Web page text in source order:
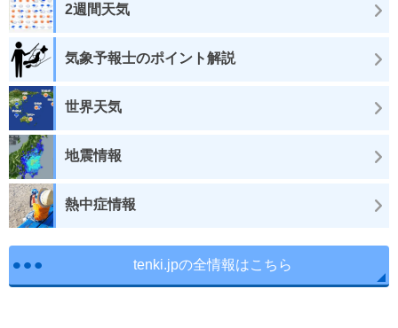
2週間天気
気象予報士のポイント解説
世界天気
地震情報
熱中症情報
tenki.jpの全情報はこちら